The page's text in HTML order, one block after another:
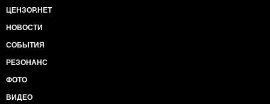
ЦЕНЗОР.НЕТ
НОВОСТИ
СОБЫТИЯ
РЕЗОНАНС
ФОТО
ВИДЕО